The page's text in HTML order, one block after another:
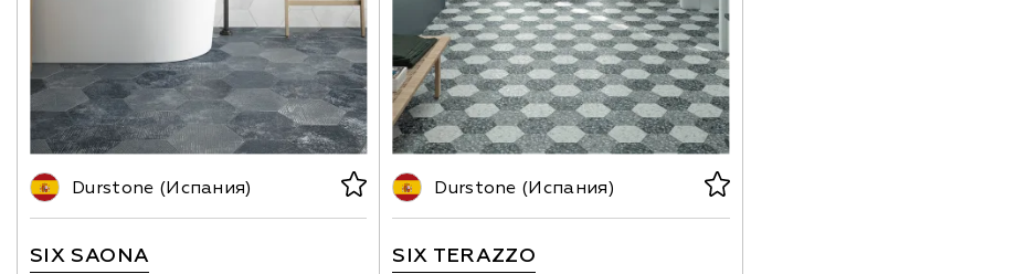
Durstone (Испания)
SIX SAONA
Durstone (Испания)
SIX TERAZZO